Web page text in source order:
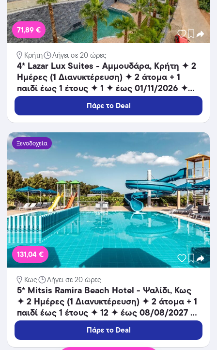
71,89 €
Κρήτη Λήγει σε 20 ώρες
4* Lazar Lux Suites - Αμμουδάρα, Κρήτη ✦ 2
Ημέρες (1 Διανυκτέρευση) ✦ 2 άτομα + 1
παιδί έως 1 έτους ✦ 1 ✦ έως 01/11/2026 ✦
Κοντά σε παραλία!Πάρε το Deal
Ξενοδοχεία
131,04 €
Κως Λήγει σε 20 ώρες
5* Mitsis Ramira Beach Hotel - Ψαλίδι, Κως
✦ 2 Ημέρες (1 Διανυκτέρευση) ✦ 2 άτομα + 1
παιδί έως 1 έτους ✦ 12 ✦ έως 08/08/2027 ✦
Μπροστά στην παραλία!
Πάρε το Deal